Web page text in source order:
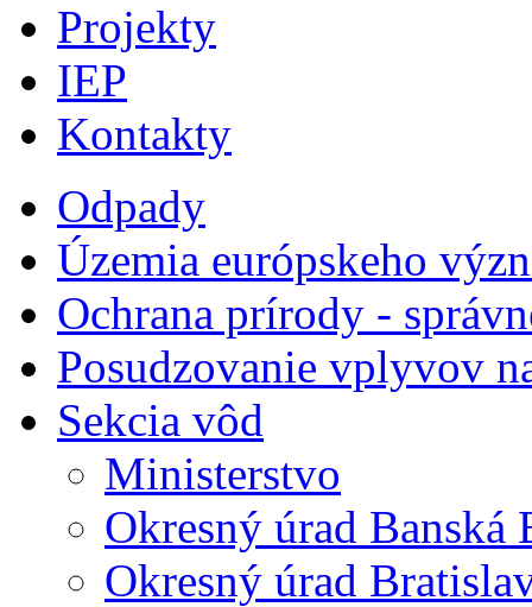
Projekty
IEP
Kontakty
Odpady
Územia európskeho
Ochrana prírody -
Posudzovanie vplyvov
Sekcia vôd
Ministerstvo
Okresný úrad Banská
Okresný úrad